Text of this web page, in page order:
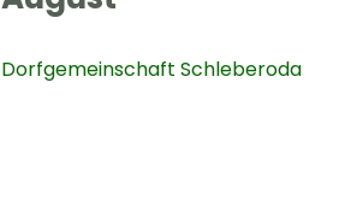
Dorfgemeinschaft Schleberoda